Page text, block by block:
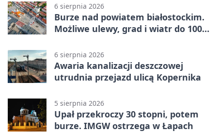
6 sierpnia 2026
Burze nad powiatem białostockim.
Możliwe ulewy, grad i wiatr do 100
6 sierpnia 2026
Awaria kanalizacji deszczowej
utrudnia przejazd ulicą Kopernika
5 sierpnia 2026
Upał przekroczy 30 stopni, potem
burze. IMGW ostrzega w Łapach